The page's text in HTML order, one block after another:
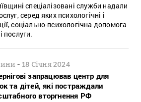
спеціалізовані служби надали
серед яких психологічні і
соціально-психологічна допомога
послуги.
-18 Січня 2024
запрацював центр для
та дітей, які постраждали
вторгнення РФ